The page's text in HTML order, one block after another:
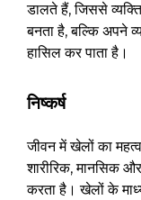
डालते हैं, जिससे
बनता है, बल्कि अपने
हासिल कर पाता है।
निष्कर्ष
जीवन में खेलों का
शारीरिक, मानसिक
करता है। खेलों के